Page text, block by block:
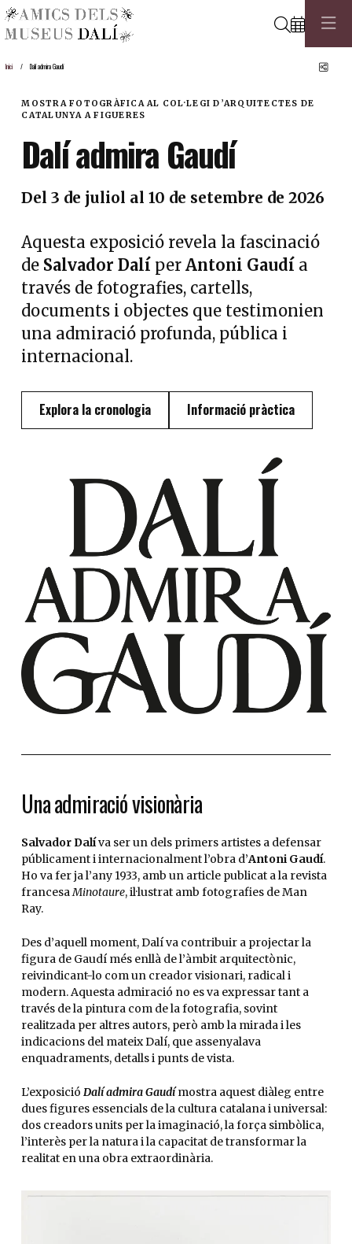
Cerca
Inici Dalí admira Gaudí
MOSTRA FOTOGRÀFICA AL COL·LEGI D’ARQUITECTES DE
CATALUNYA A FIGUERES
Dalí admira Gaudí
Del 3 de juliol al 10 de setembre de 2026
Aquesta exposició revela la fascinació
de Salvador Dalí perAntoni Gaudí a
través de fotografies, cartells,
documents i objectes que testimonien
una admiració profunda, pública i
internacional.
Explora la cronologia Informació pràctica
Una admiració visionària
Salvador Dalíva ser un dels primers artistes a defensar
públicament i internacionalment l’obra d’Antoni Gaudí.
Ho va fer ja l’any 1933, amb un article publicat a la revista
francesaMinotaure, il·lustrat amb fotografies de Man
Ray.
Des d’aquell moment, Dalí va contribuir a projectar la
figura de Gaudí més enllà de l’àmbit arquitectònic,
reivindicant-lo com un creador visionari, radical i
modern. Aquesta admiració no es va expressar tant a
través de la pintura com de la fotografia, sovint
realitzada per altres autors, però amb la mirada i les
indicacions del mateix Dalí, que assenyalava
enquadraments, detalls i punts de vista.
L’exposicióDalí admira Gaudímostra aquest diàleg entre
dues figures essencials de la cultura catalana i universal:
dos creadors units per la imaginació, la força simbòlica,
l’interès per la natura i la capacitat de transformar la
realitat en una obra extraordinària.